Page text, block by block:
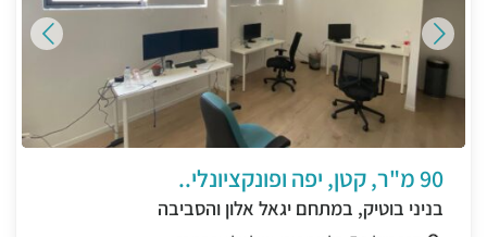
90 מ"ר, קטן, יפה ופונקציונלי..
בניני בוטיק, במתחם יגאל אלון והסביבה